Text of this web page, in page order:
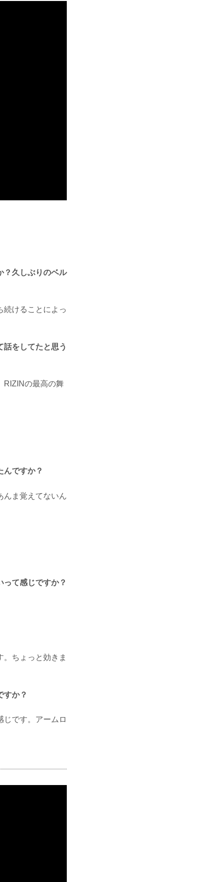
久しぶりのベル
続けることによっ
をしてたと思う
RIZINの最高の舞
ですか？
んま覚えてないん
て感じですか？
ちょっと効きま
すか？
です。アームロ